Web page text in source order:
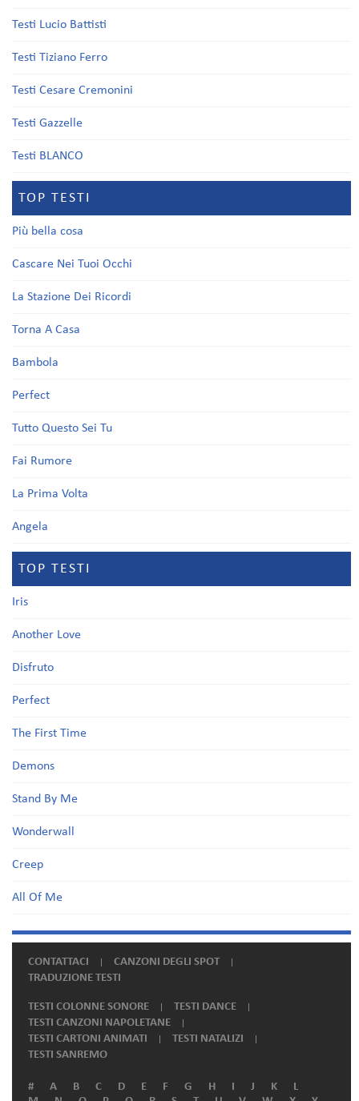
Testi Lucio Battisti
Testi Tiziano Ferro
Testi Cesare Cremonini
Testi Gazzelle
Testi BLANCO
TOP TESTI
Più bella cosa
Cascare Nei Tuoi Occhi
La Stazione Dei Ricordi
Torna A Casa
Bambola
Perfect
Tutto Questo Sei Tu
Fai Rumore
La Prima Volta
Angela
TOP TESTI
Iris
Another Love
Disfruto
Perfect
The First Time
Demons
Stand By Me
Wonderwall
Creep
All Of Me
CONTATTACI
CANZONI DEGLI SPOT
TRADUZIONE TESTI
TESTI COLONNE SONORE
TESTI DANCE
TESTI CANZONI NAPOLETANE
TESTI CARTONI ANIMATI
TESTI NATALIZI
TESTI SANREMO
# A B C D E F G H I J K
L